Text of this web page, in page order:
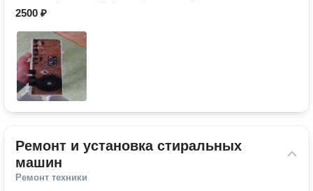
2500 ₽
Ремонт и установка стиральных
машин
Ремонт техники